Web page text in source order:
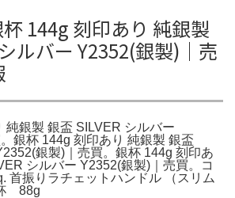
144g 刻印あり 純銀製
ルバー Y2352(銀製)｜売
純銀製 銀盃 SILVER シルバー
銀杯 144g 刻印あり 純銀製 銀盃
銀製)｜売買。銀杯 144g 刻印あ
シルバー Y2352(銀製)｜売買。コ
首振りラチェットハンドル （スリム
88g